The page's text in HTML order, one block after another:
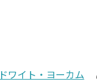
ドワイト・ヨーカム